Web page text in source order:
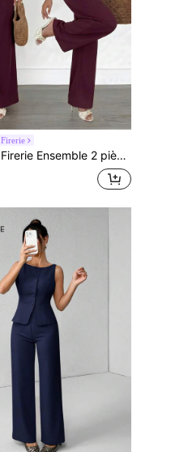
Firerie
Firerie Ensemble 2 pièces chemise à carreaux à ourlet asymétrique et pantalon large pour femmes, style décontracté élégant, convient pour le trajet domicile-travail, le quotidien décontracté et le port professionnel mode/Ensemble 2 pièces vêtements d'automne pour femmes/Ensemble 2 pièces rentrée scolaire/Ensemble 2 pièces tenue d'enseignante